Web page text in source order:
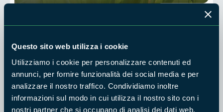
Questo sito web utilizza i cookie
Utilizziamo i cookie per personalizzare contenuti ed
annunci, per fornire funzionalità dei social media e per
analizzare il nostro traffico. Condividiamo inoltre
informazioni sul modo in cui utilizza il nostro sito con i
nostri partner che si occupano di analisi dei dati web,
l'acqua sgorga limpida tra le montagne e ogni sentiero
conduce a una nuova scoperta. Quel luogo è il Parco Naturale